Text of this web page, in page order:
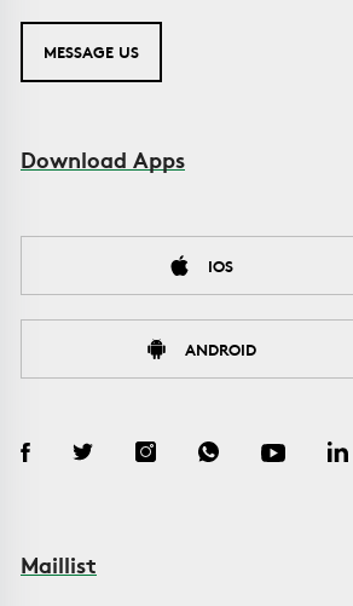
MESSAGE US
Download Apps
IOS
ANDROID
Maillist